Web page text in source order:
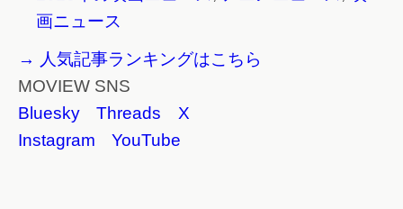
画ニュース
→ 人気記事ランキングはこちら
MOVIEW SNS
Bluesky
Threads
X
Instagram
YouTube